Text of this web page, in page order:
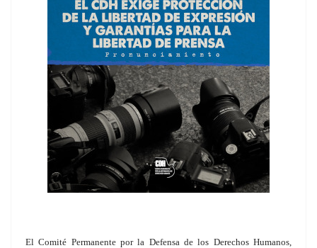
El Comité Permanente por la Defensa de los Derechos Humanos,